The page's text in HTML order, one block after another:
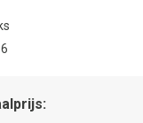
6